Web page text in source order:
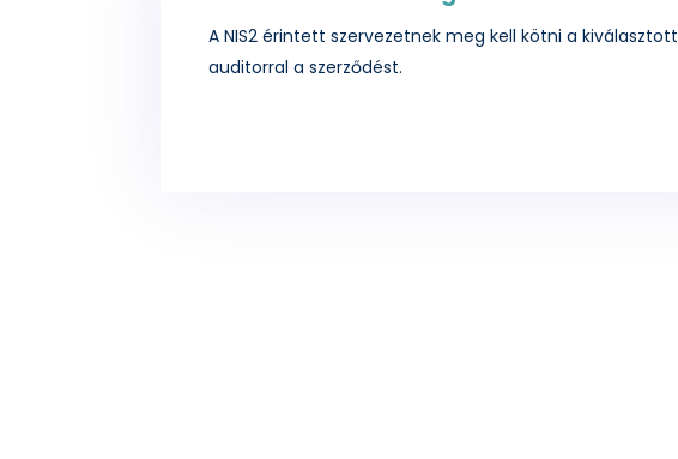
A NIS2 érintett szervezetnek meg kell kötni a kiválasztott
auditorral a szerződést.